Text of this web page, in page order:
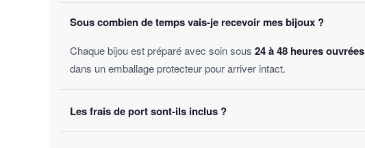
Sous combien de temps vais-je recevoir mes bijoux ?
Chaque bijou est préparé avec soin sous 24 à 48 heures ouvrées
dans un emballage protecteur pour arriver intact.
Les frais de port sont-ils inclus ?